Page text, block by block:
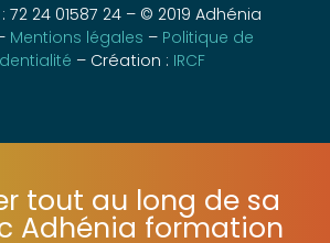
127 398 00026 – Déclaration
72 24 01587 24 – © 2019 Adhénia
Mentions légales– Politique de
tout au long de sa